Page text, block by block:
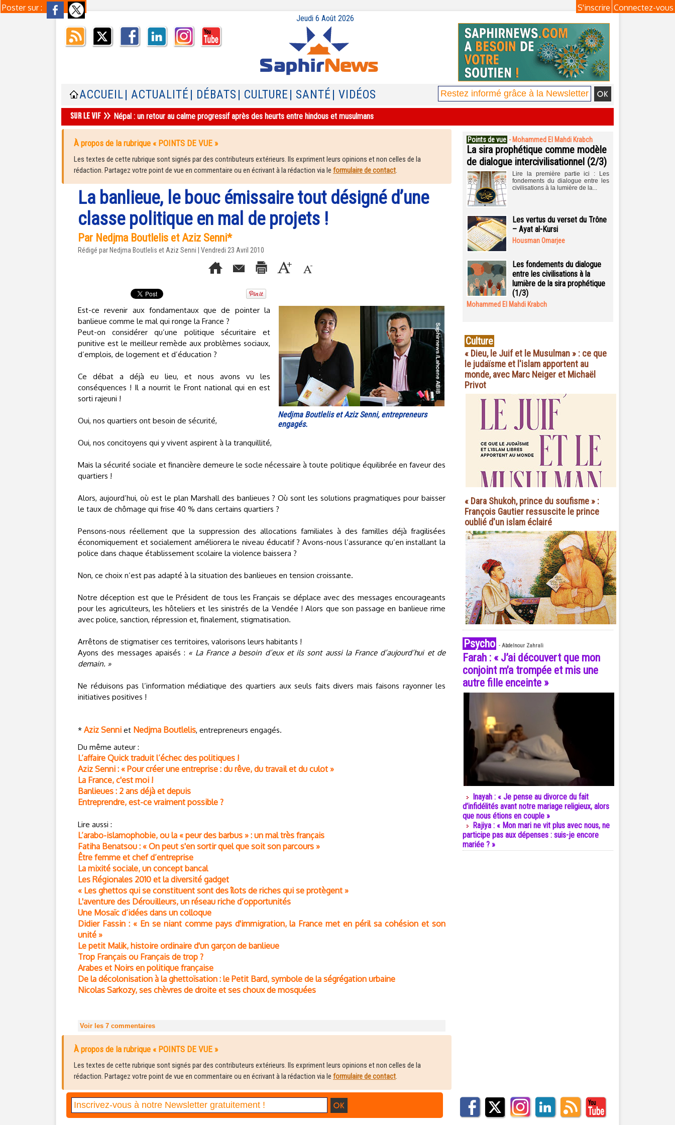
Poster sur : Connectez-vous
S'inscrire
Jeudi 6 Août 2026
ACCUEIL | ACTUALITÉ | DÉBATS | CULTURE | SANTÉ | VIDÉOS
Népal : un retour au calme progressif après des heurts entre hindous et musulmans
À propos de la rubrique « POINTS DE VUE »
Les textes de cette rubrique sont signés par des contributeurs extérieurs. Ils expriment leurs opinions et non celles de la
rédaction. Partagez votre point de vue en commentaire ou en écrivant à la rédaction via le formulaire de contact.
La banlieue, le bouc émissaire tout désigné d’une
classe politique en mal de projets !
Par Nedjma Boutlelis et Aziz Senni*
Rédigé par Nedjma Boutlelis et Aziz Senni | Vendredi 23 Avril 2010
Nedjma Boutlelis et Aziz Senni, entrepreneurs
engagés.
Est-ce revenir aux fondamentaux que de pointer la
banlieue comme le mal qui ronge la France ?
Peut-on considérer qu’une politique sécuritaire et
punitive est le meilleur remède aux problèmes sociaux,
d’emplois, de logement et d’éducation ?
Ce débat a déjà eu lieu, et nous avons vu les
conséquences ! Il a nourrit le Front national qui en est
sorti rajeuni !
Oui, nos quartiers ont besoin de sécurité,
Oui, nos concitoyens qui y vivent aspirent à la tranquillité,
Mais la sécurité sociale et financière demeure le socle nécessaire à toute politique équilibrée en faveur des
quartiers !
Alors, aujourd’hui, où est le plan Marshall des banlieues ? Où sont les solutions pragmatiques pour baisser
le taux de chômage qui frise 40 % dans certains quartiers ?
Pensons-nous réellement que la suppression des allocations familiales à des familles déjà fragilisées
économiquement et socialement améliorera le niveau éducatif ? Avons-nous l’assurance qu’en installant la
police dans chaque établissement scolaire la violence baissera ?
Non, ce choix n’est pas adapté à la situation des banlieues en tension croissante.
Notre déception est que le Président de tous les Français se déplace avec des messages encourageants
pour les agriculteurs, les hôteliers et les sinistrés de la Vendée ! Alors que son passage en banlieue rime
avec police, sanction, répression et, finalement, stigmatisation.
Arrêtons de stigmatiser ces territoires, valorisons leurs habitants !
Ayons des messages apaisés : « La France a besoin d’eux et ils sont aussi la France d’aujourd’hui et de
demain. »
Ne réduisons pas l’information médiatique des quartiers aux seuls faits divers mais faisons rayonner les
initiatives positives !
* Aziz Senni et Nedjma Boutlelis, entrepreneurs engagés.
Du même auteur :
L’affaire Quick traduit l’échec des politiques !
Aziz Senni : « Pour créer une entreprise : du rêve, du travail et du culot »
La France, c'est moi !
Banlieues : 2 ans déjà et depuis
Entreprendre, est-ce vraiment possible ?
Lire aussi :
L’arabo-islamophobie, ou la « peur des barbus » : un mal très français
Fatiha Benatsou : « On peut s'en sortir quel que soit son parcours »
Être femme et chef d’entreprise
La mixité sociale, un concept bancal
Les Régionales 2010 et la diversité gadget
« Les ghettos qui se constituent sont des îlots de riches qui se protègent »
L'aventure des Dérouilleurs, un réseau riche d’opportunités
Une Mosaïc d’idées dans un colloque
Didier Fassin : « En se niant comme pays d'immigration, la France met en péril sa cohésion et son
unité »
Le petit Malik, histoire ordinaire d'un garçon de banlieue
Trop Français ou Français de trop ?
Arabes et Noirs en politique française
De la décolonisation à la ghettoïsation : le Petit Bard, symbole de la ségrégation urbaine
Nicolas Sarkozy, ses chèvres de droite et ses choux de mosquées
Voir les 7 commentaires
À propos de la rubrique « POINTS DE VUE »
Les textes de cette rubrique sont signés par des contributeurs extérieurs. Ils expriment leurs opinions et non celles de la
rédaction. Partagez votre point de vue en commentaire ou en écrivant à la rédaction via le formulaire de contact.
Points de vue - Mohammed El Mahdi Krabch
La sira prophétique comme modèle
de dialogue intercivilisationnel (2/3)
Lire la première partie ici : Les
fondements du dialogue entre les
civilisations à la lumière de la...
Les vertus du verset du Trône
– Ayat al-Kursi
Housman Omarjee
Les fondements du dialogue
entre les civilisations à la
lumière de la sira prophétique
(1/3)
Mohammed El Mahdi Krabch
Culture
« Dieu, le Juif et le Musulman » : ce que
le judaïsme et l'islam apportent au
monde, avec Marc Neiger et Michaël
Privot
« Dara Shukoh, prince du soufisme » :
François Gautier ressuscite le prince
oublié d'un islam éclairé
Psycho - Abdelnour Zahrali
Farah : « J’ai découvert que mon
conjoint m’a trompée et mis une
autre fille enceinte »
Inayah : « Je pense au divorce du fait
d’infidélités avant notre mariage religieux, alors
que nous étions en couple »
Rajiya : « Mon mari ne vit plus avec nous, ne
participe pas aux dépenses : suis-je encore
mariée ? »